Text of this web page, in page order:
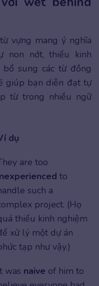
vựng mang ý nghĩa
non nớt, thiếu kinh
bổ sung các từ đồng
giúp bạn diễn đạt tự
từ trong nhiều ngữ
dụ
are too
to
such a
project. (Họ
thiếu kinh nghiệm
xử lý một dự án
tạp như vậy.)
was naive of him to